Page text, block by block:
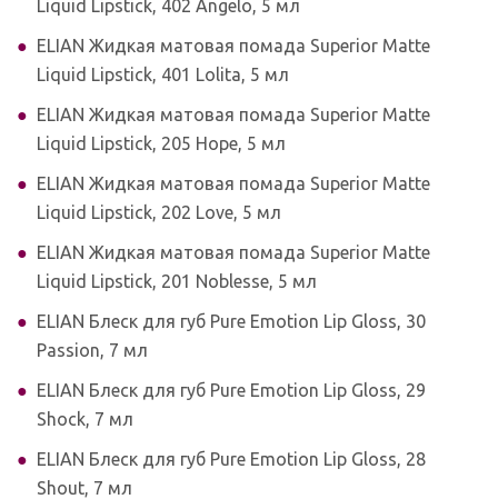
Liquid Lipstick, 402 Angelo, 5 мл
ELIAN Жидкая матовая помада Superior Matte
Liquid Lipstick, 401 Lolita, 5 мл
ELIAN Жидкая матовая помада Superior Matte
Liquid Lipstick, 205 Hope, 5 мл
ELIAN Жидкая матовая помада Superior Matte
Liquid Lipstick, 202 Love, 5 мл
ELIAN Жидкая матовая помада Superior Matte
Liquid Lipstick, 201 Noblesse, 5 мл
ELIAN Блеск для губ Pure Emotion Lip Gloss, 30
Passion, 7 мл
ELIAN Блеск для губ Pure Emotion Lip Gloss, 29
Shock, 7 мл
ELIAN Блеск для губ Pure Emotion Lip Gloss, 28
Shout, 7 мл